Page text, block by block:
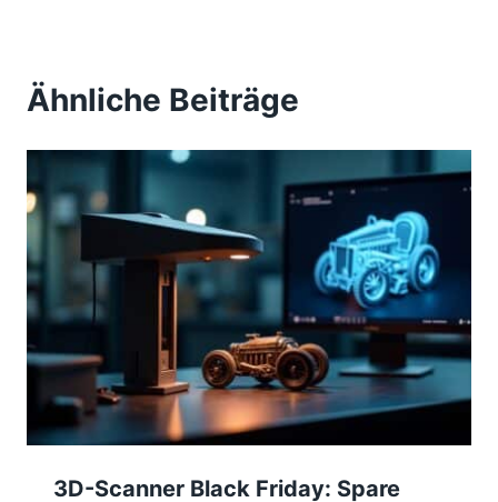
Ähnliche Beiträge
3D-Scanner Black Friday: Spare